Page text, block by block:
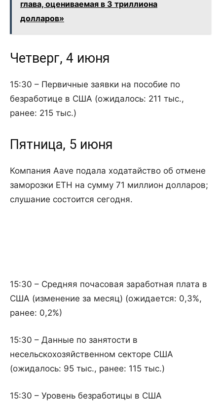
глава, оцениваемая в 3 триллиона
долларов»
Четверг, 4 июня
15:30 – Первичные заявки на пособие по
безработице в США (ожидалось: 211 тыс.,
ранее: 215 тыс.)
Пятница, 5 июня
Компания Aave подала ходатайство об отмене
заморозки ETH на сумму 71 миллион долларов;
слушание состоится сегодня.
15:30 – Средняя почасовая заработная плата в
США (изменение за месяц) (ожидается: 0,3%,
ранее: 0,2%)
15:30 – Данные по занятости в
несельскохозяйственном секторе США
(ожидалось: 95 тыс., ранее: 115 тыс.)
15:30 – Уровень безработицы в США